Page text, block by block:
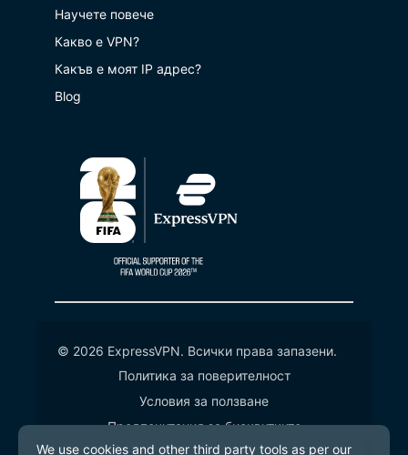
Научете повече
Какво е VPN?
Какъв е моят IP адрес?
Blog
© 2026 ExpressVPN. Всички права запазени.
Политика за поверителност
Условия за ползване
Предпочитания за бисквитките